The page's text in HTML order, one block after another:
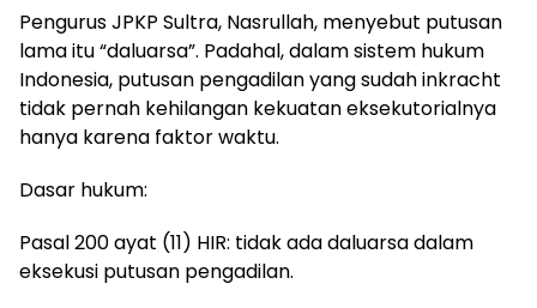
Pengurus JPKP Sultra, Nasrullah, menyebut putusan
lama itu “daluarsa”. Padahal, dalam sistem hukum
Indonesia, putusan pengadilan yang sudah inkracht
tidak pernah kehilangan kekuatan eksekutorialnya
hanya karena faktor waktu.
Dasar hukum:
Pasal 200 ayat (11) HIR: tidak ada daluarsa dalam
eksekusi putusan pengadilan.